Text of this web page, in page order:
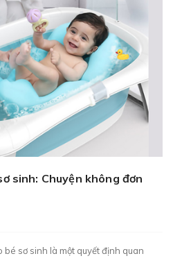
sinh: Chuyện không đơn
sơ sinh là một quyết định quan